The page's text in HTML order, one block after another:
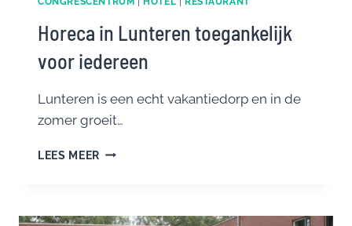
Horeca in Lunteren toegankelijk
voor iedereen
Lunteren is een echt vakantiedorp en in de
zomer groeit…
LEES MEER HORECA
VOOR